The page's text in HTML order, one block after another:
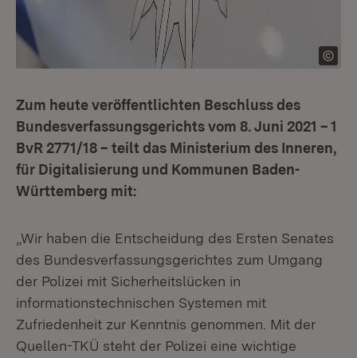
Zum heute veröffentlichten Beschluss des
Bundesverfassungsgerichts vom 8. Juni 2021 – 1
BvR 2771/18 – teilt das Ministerium des Inneren,
für Digitalisierung und Kommunen Baden-
Württemberg mit:
„Wir haben die Entscheidung des Ersten Senates
des Bundesverfassungsgerichtes zum Umgang
der Polizei mit Sicherheitslücken in
informationstechnischen Systemen mit
Zufriedenheit zur Kenntnis genommen. Mit der
Quellen-TKÜ steht der Polizei eine wichtige